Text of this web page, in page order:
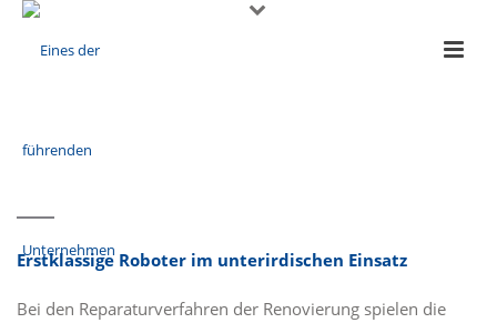
Erstklassige Roboter im unterirdischen Einsatz
Bei den Reparaturverfahren der Renovierung spielen die